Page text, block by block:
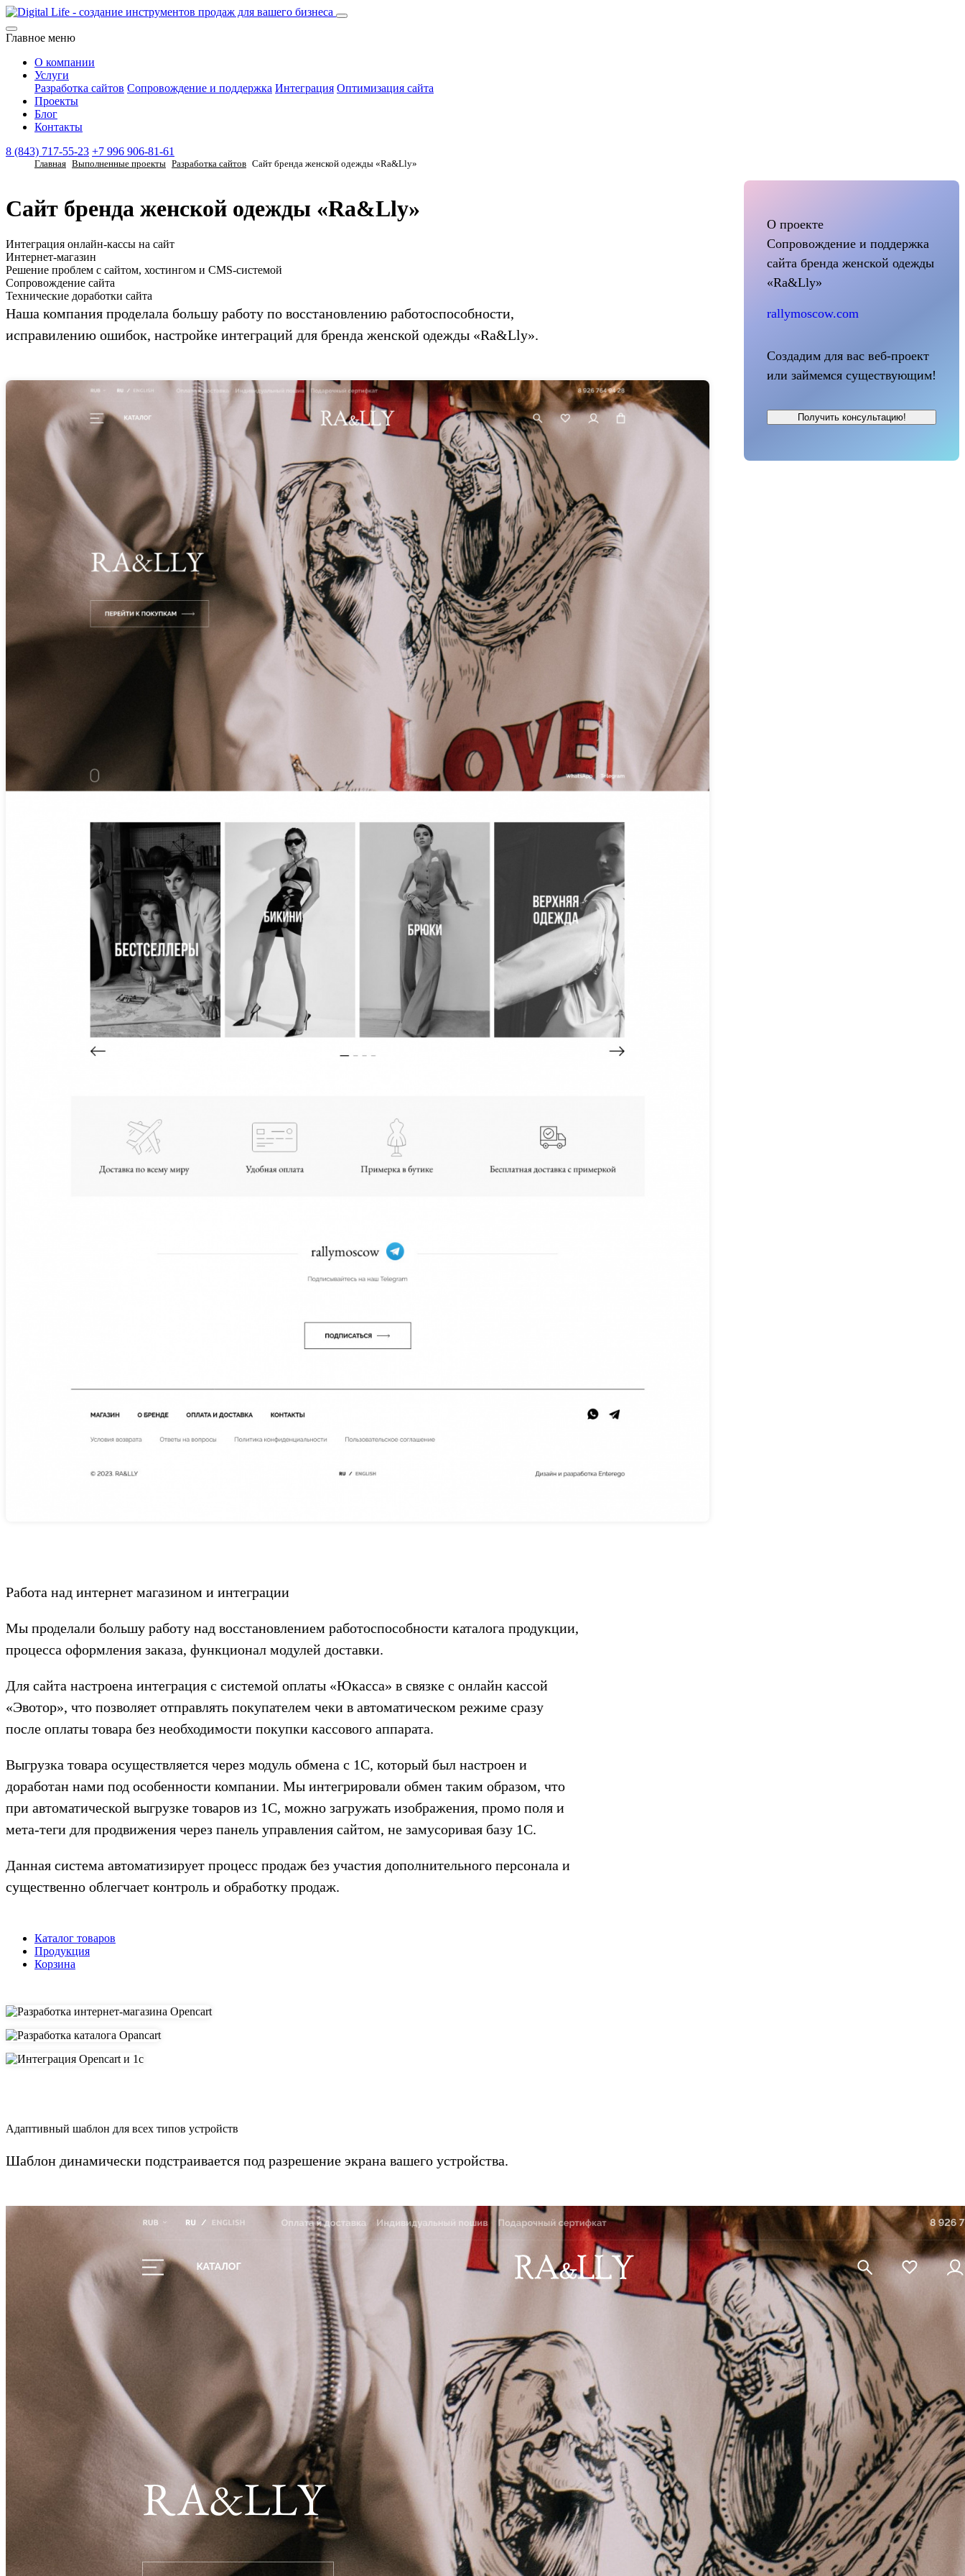
Главное меню
О компании
Услуги
Разработка сайтов Сопровождение и поддержка Интеграция Оптимизация сайта
Проекты
Блог
Контакты
8 (843) 717-55-23 +7 996 906-81-61
Главная Выполненные проекты Разработка сайтов Сайт бренда женской одежды «Ra&Lly»
Сайт бренда женской одежды «Ra&Lly»
Интеграция онлайн-кассы на сайт
Интернет-магазин
Решение проблем с сайтом, хостингом и CMS-системой
Сопровождение сайта
Технические доработки сайта
Наша компания проделала большу работу по восстановлению работоспособности,
исправилению ошибок, настройке интеграций для бренда женской одежды «Ra&Lly».
Работа над интернет магазином и интеграции
Мы проделали большу работу над восстановлением работоспособности каталога продукции,
процесса оформления заказа, функционал модулей доставки.
Для сайта настроена интеграция с системой оплаты «Юкасса» в связке с онлайн кассой
«Эвотор», что позволяет отправлять покупателем чеки в автоматическом режиме сразу
после оплаты товара без необходимости покупки кассового аппарата.
Выгрузка товара осуществляется через модуль обмена с 1С, который был настроен и
доработан нами под особенности компании. Мы интегрировали обмен таким образом, что
при автоматической выгрузке товаров из 1С, можно загружать изображения, промо поля и
мета-теги для продвижения через панель управления сайтом, не замусоривая базу 1С.
Данная система автоматизирует процесс продаж без участия дополнительного персонала и
существенно облегчает контроль и обработку продаж.
Каталог товаров
Продукция
Корзина
О проекте
Сопровождение и поддержка
сайта бренда женской одежды
«Ra&Lly»
rallymoscow.com
Создадим для вас веб-проект
или займемся существующим!
Получить консультацию!
Адаптивный шаблон для всех типов устройств
Шаблон динамически подстраивается под разрешение экрана вашего устройства.